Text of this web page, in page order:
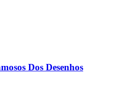
Dos Desenhos